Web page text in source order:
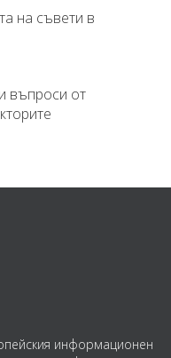
на съвети в
въпроси от
информационен